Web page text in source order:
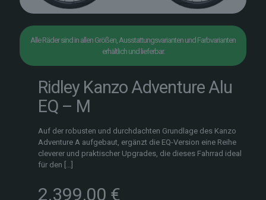
Alle Räder sind in allen Größen, Ausstattungsvarianten und Farbvarianten
erhältlich und lieferbar.
Ridley Kanzo Adventure Alu
EQ – M
Auf der robusten und durchdachten Grundlage des Kanzo
Adventure A aufgebaut, ergänzt die EQ-Version eine Reihe
cleverer und praktischer Upgrades, die dieses Fahrrad ideal
für den […]
2.399,00 €